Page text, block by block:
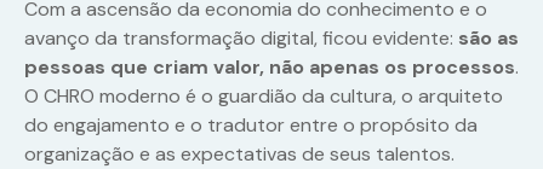
Com a ascensão da economia do conhecimento e o
avanço da transformação digital, ficou evidente: são as
pessoas que criam valor, não apenas os processos.
O CHRO moderno é o guardião da cultura, o arquiteto
do engajamento e o tradutor entre o propósito da
organização e as expectativas de seus talentos.